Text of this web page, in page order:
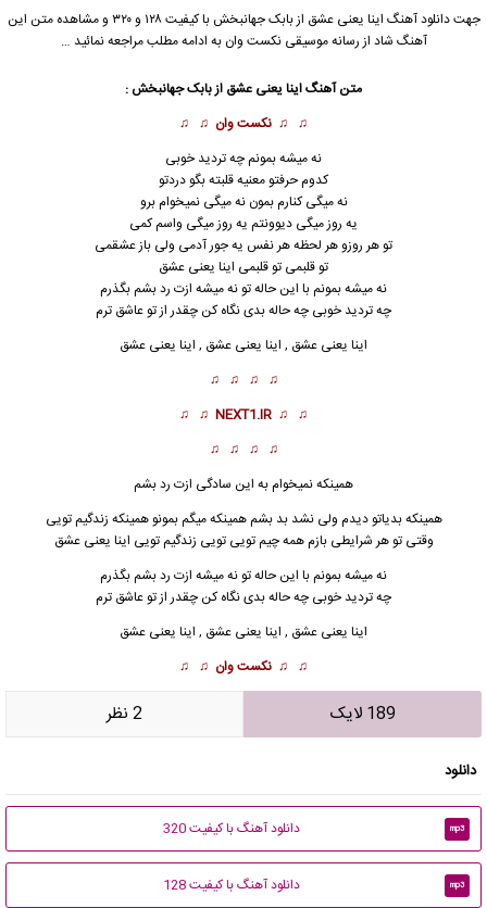
جهت دانلود آهنگ اینا یعنی عشق ازبابک جهانبخش
با کیفیت ۱۲۸ و ۳۲۰ و مشاهده متن این
آهنگ شاد از رسانه موسیقی نکست وان به ادامه مطلب مراجعه نمائید …
متن آهنگ اینا یعنی عشق ازبابک جهانبخش :
♫ ♫ نکست وان ♫ ♫
نه میشه بمونم چه تردید خوبی
کدوم حرفتو معنیه قلبته بگو دردتو
نه میگی کنارم بمون نه میگی نمیخوام برو
یه روز میگی دیوونتم یه روز میگی واسم کمی
تو هر روزو هر لحظه هر نفس یه جور آدمی ولی باز عشقمی
تو قلبمی تو قلبمی اینا یعنی عشق
نه میشه بمونم با این حاله تو نه میشه ازت رد بشم بگذرم
چه تردید خوبی چه حاله بدی نگاه کن چقدر از تو عاشق ترم
اینا یعنی عشق , اینا یعنی عشق , اینا یعنی عشق
♫ ♫ ♫ ♫
♫ ♫
NEXT1.IR
♫ ♫
♫ ♫ ♫ ♫
همینکه نمیخوام به این سادگی ازت رد بشم
همینکه بدیاتو دیدم ولی نشد بد بشم همینکه میگم بمونو همینکه زندگیم تویی
وقتی تو هر شرایطی بازم همه چیم تویی تویی زندگیم تویی اینا یعنی عشق
نه میشه بمونم با این حاله تو نه میشه ازت رد بشم بگذرم
چه تردید خوبی چه حاله بدی نگاه کن چقدر از تو عاشق ترم
اینا یعنی عشق , اینا یعنی عشق , اینا یعنی عشق
♫ ♫ نکست وان ♫ ♫
189 لایک 2 نظر
دانلود
mp3 دانلود آهنگ با کیفیت 320
mp3 دانلود آهنگ با کیفیت 128